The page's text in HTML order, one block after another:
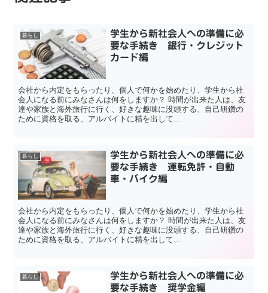
暮らし
学生から新社会人への準備に必
要な手続き 銀行・クレジット
カード編
会社から内定をもらったり、個人で何かを始めたり、学生から社
会人になる前にみなさんは何をしますか？ 時間が出来た人は、友
達や家族と海外旅行に行く、好きな趣味に没頭する、自己研鑽の
ために資格を取る、アルバイトに精を出して...
暮らし
学生から新社会人への準備に必
要な手続き 運転免許・自動
車・バイク編
会社から内定をもらったり、個人で何かを始めたり、学生から社
会人になる前にみなさんは何をしますか？ 時間が出来た人は、友
達や家族と海外旅行に行く、好きな趣味に没頭する、自己研鑽の
ために資格を取る、アルバイトに精を出して...
暮らし
学生から新社会人への準備に必
要な手続き 奨学金編